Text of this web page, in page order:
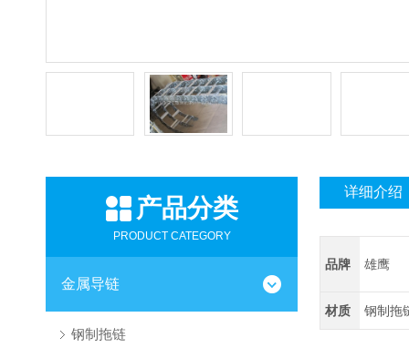
产品分类
PRODUCT CATEGORY
金属导链
钢制拖链
详细介绍
品牌 雄鹰
材质 钢制拖